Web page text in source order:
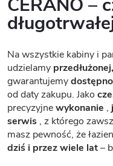
CERANO –
Na wszystkie kabiny i
udzielamy
gwarantujemy
od daty zakupu. Jako
precyzyjnewykonanie ,
serwis , z którego
masz pewność, że
dziś i przez wiele lat–